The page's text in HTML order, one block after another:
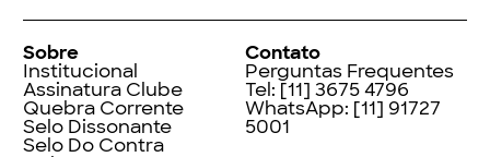
Sobre
Institucional
Assinatura Clube
Quebra Corrente
Selo Dissonante
Selo Do Contra
Contato
Perguntas Frequentes
Tel: [11] 3675 4796
WhatsApp: [11] 91727
5001